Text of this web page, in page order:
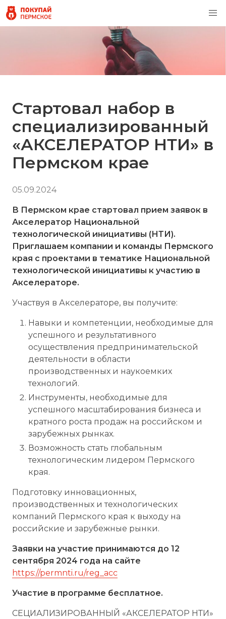
Стартовал набор в
специализированный
«АКСЕЛЕРАТОР НТИ» в
Пермском крае
05.09.2024
В Пермском крае стартовал прием заявок в
Акселератор Национальной
технологической инициативы (НТИ).
Приглашаем компании и команды Пермского
края с проектами в тематике Национальной
технологической инициативы к участию в
Акселераторе.
Участвуя в Акселераторе, вы получите:
Навыки и компетенции, необходимые для
успешного и результативного
осуществления предпринимательской
деятельности в области
производственных и наукоемких
технологий.
Инструменты, необходимые для
успешного масштабирования бизнеса и
кратного роста продаж на российском и
зарубежных рынках.
Возможность стать глобальным
технологическим лидером Пермского
края.
Подготовку инновационных,
производственных и технологических
компаний Пермского края к выходу на
российские и зарубежные рынки.
Заявки на участие принимаются до 12
сентября 2024 года на сайте
https://permnti.ru/reg_acc
Участие в программе бесплатное.
СЕЦИАЛИЗИРОВАННЫЙ «АКСЕЛЕРАТОР НТИ»